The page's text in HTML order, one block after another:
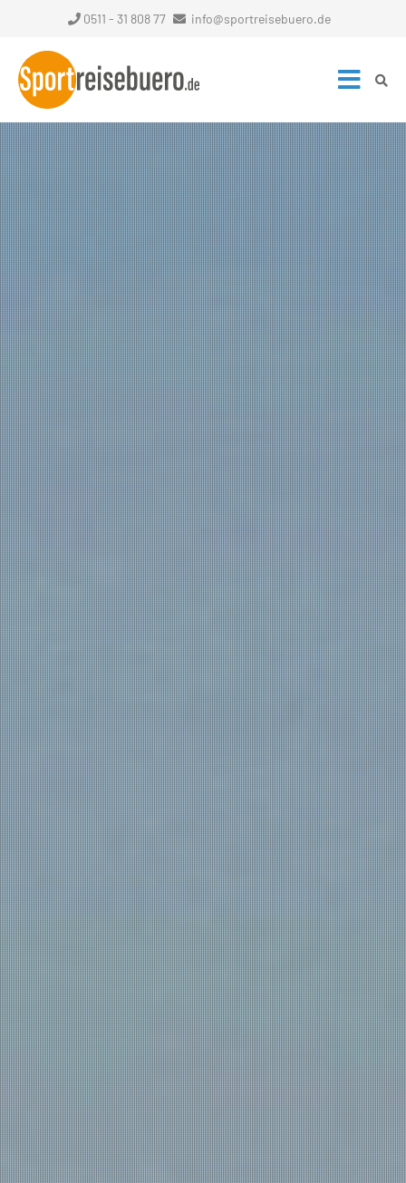
0511 - 31 808 77 info@sportreisebuero.de